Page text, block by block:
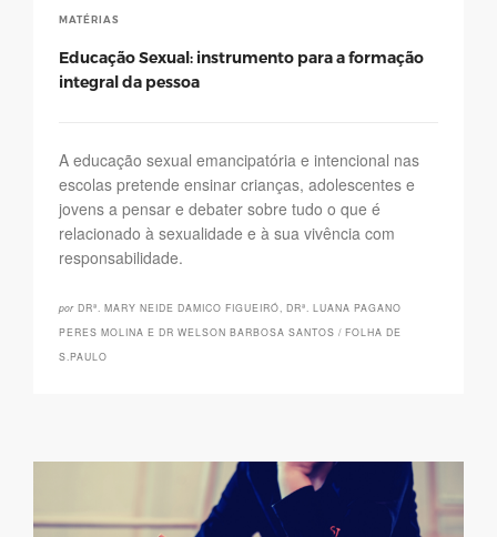
MATÉRIAS
Educação Sexual: instrumento para a formação
integral da pessoa
A educação sexual emancipatória e intencional nas
escolas pretende ensinar crianças, adolescentes e
jovens a pensar e debater sobre tudo o que é
relacionado à sexualidade e à sua vivência com
responsabilidade.
por DRª. MARY NEIDE DAMICO FIGUEIRÓ, DRª. LUANA PAGANO
PERES MOLINA E DR WELSON BARBOSA SANTOS / FOLHA DE
S.PAULO